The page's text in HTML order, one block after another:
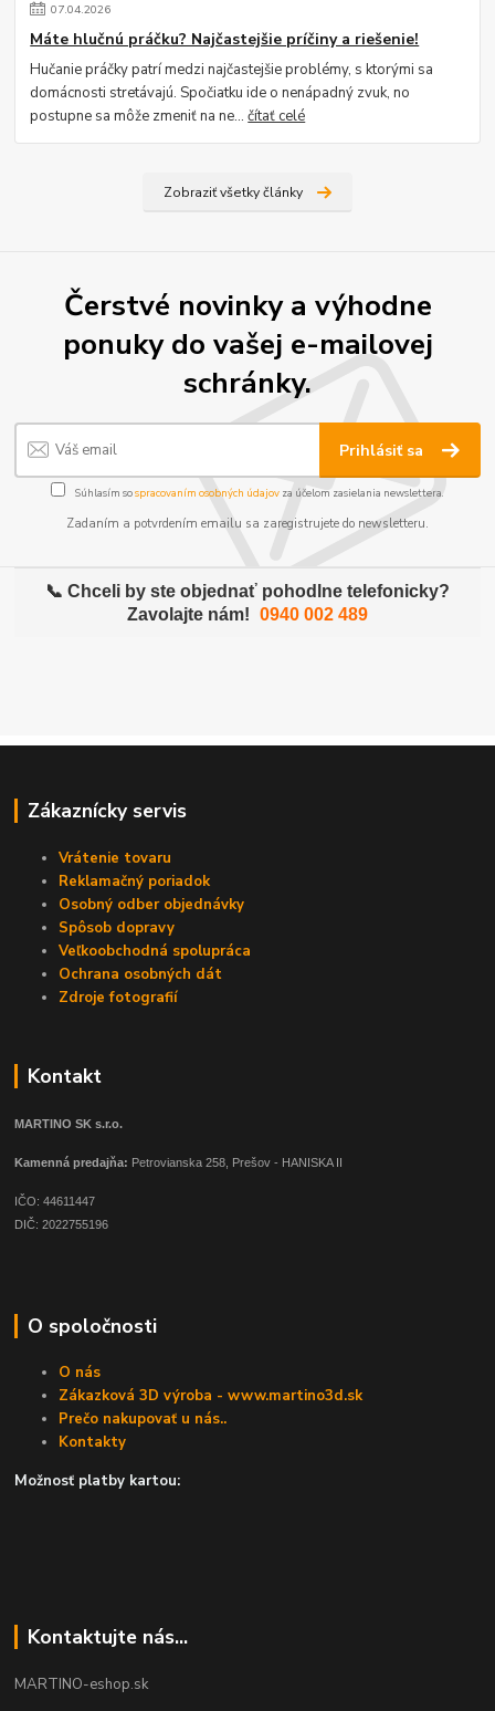
07.04.2026
Máte hlučnú práčku? Najčastejšie príčiny a riešenie!
Hučanie práčky patrí medzi najčastejšie problémy, s ktorými sa
domácnosti stretávajú. Spočiatku ide o nenápadný zvuk, no
postupne sa môže zmeniť na ne...čítať celé
Zobraziť všetky články
Čerstvé novinky a výhodne
ponuky do vašej e-mailovej
schránky.
Prihlásiť sa
Súhlasím sospracovaním osobných údajov za účelom zasielania newslettera.
Zadaním a potvrdením emailu sa zaregistrujete do newsletteru.
📞 Chceli by ste objednať pohodlne telefonicky?
Zavolajte nám! 0940 002 489
Zákaznícky servis
Vrátenie tovaru
Reklamačný poriadok
Osobný odber objednávky
Spôsob dopravy
Veľkoobchodná spolupráca
Ochrana osobných dát
Zdroje fotografií
Kontakt
MARTINO SK s.r.o.
Kamenná predajňa: Petrovianska 258, Prešov - HANISKA II
IČO: 44611447
DIČ: 2022755196
O spoločnosti
O nás
Zákazková 3D výroba - www.martino3d.sk
Prečo nakupovať u nás..
Kontakty
Možnosť platby kartou:
Kontaktujte nás...
MARTINO-eshop.sk